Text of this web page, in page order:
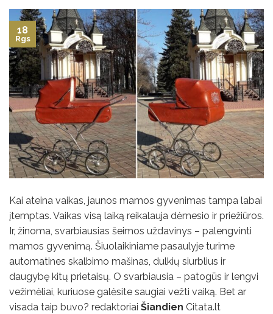
18
Rgs
Kai ateina vaikas, jaunos mamos gyvenimas tampa labai
įtemptas. Vaikas visą laiką reikalauja dėmesio ir priežiūros.
Ir, žinoma, svarbiausias šeimos uždavinys – palengvinti
mamos gyvenimą. Šiuolaikiniame pasaulyje turime
automatines skalbimo mašinas, dulkių siurblius ir
daugybę kitų prietaisų. O svarbiausia – patogūs ir lengvi
vežimėliai, kuriuose galėsite saugiai vežti vaiką. Bet ar
visada taip buvo? redaktoriai Šiandien Citata.lt